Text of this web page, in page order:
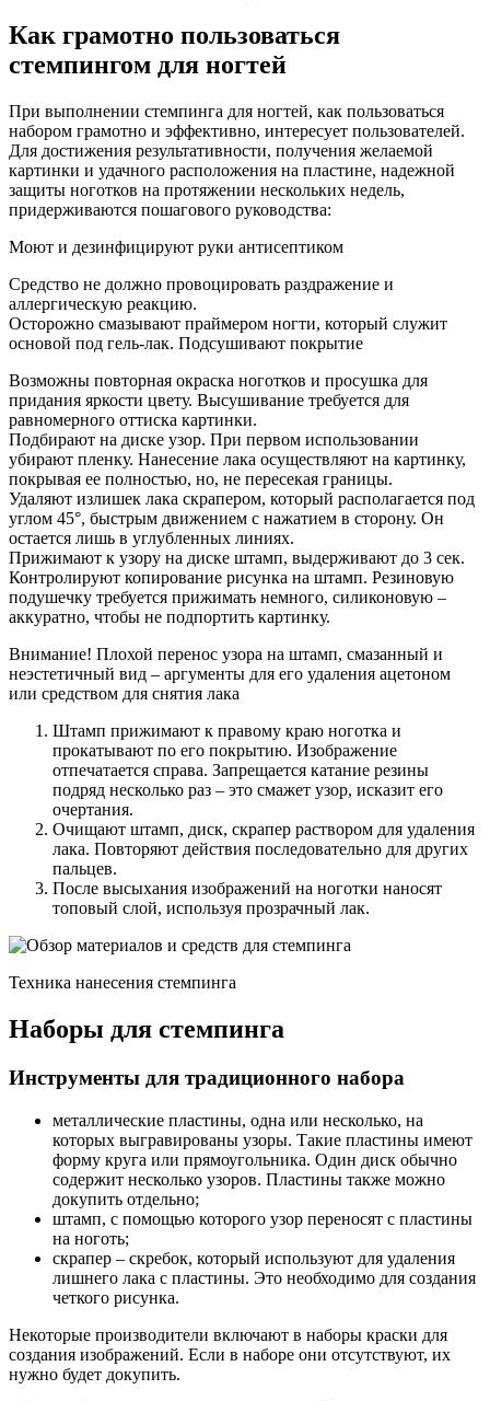
Как грамотно пользоваться
стемпингом для ногтей
При выполнении стемпинга для ногтей, как пользоваться
набором грамотно и эффективно, интересует пользователей.
Для достижения результативности, получения желаемой
картинки и удачного расположения на пластине, надежной
защиты ноготков на протяжении нескольких недель,
придерживаются пошагового руководства:
Моют и дезинфицируют руки антисептиком
Средство не должно провоцировать раздражение и
аллергическую реакцию.
Осторожно смазывают праймером ногти, который служит
основой под гель-лак. Подсушивают покрытие
Возможны повторная окраска ноготков и просушка для
придания яркости цвету. Высушивание требуется для
равномерного оттиска картинки.
Подбирают на диске узор. При первом использовании
убирают пленку. Нанесение лака осуществляют на картинку,
покрывая ее полностью, но, не пересекая границы.
Удаляют излишек лака скрапером, который располагается под
углом 45°, быстрым движением с нажатием в сторону. Он
остается лишь в углубленных линиях.
Прижимают к узору на диске штамп, выдерживают до 3 сек.
Контролируют копирование рисунка на штамп. Резиновую
подушечку требуется прижимать немного, силиконовую –
аккуратно, чтобы не подпортить картинку.
Внимание! Плохой перенос узора на штамп, смазанный и
неэстетичный вид – аргументы для его удаления ацетоном
или средством для снятия лака
Штамп прижимают к правому краю ноготка и
прокатывают по его покрытию. Изображение
отпечатается справа. Запрещается катание резины
подряд несколько раз – это смажет узор, исказит его
очертания.
Очищают штамп, диск, скрапер раствором для удаления
лака. Повторяют действия последовательно для других
пальцев.
После высыхания изображений на ноготки наносят
топовый слой, используя прозрачный лак.
Техника нанесения стемпинга
Наборы для стемпинга
Инструменты для традиционного набора
металлические пластины, одна или несколько, на
которых выгравированы узоры. Такие пластины имеют
форму круга или прямоугольника. Один диск обычно
содержит несколько узоров. Пластины также можно
докупить отдельно;
штамп, с помощью которого узор переносят с пластины
на ноготь;
скрапер – скребок, который используют для удаления
лишнего лака с пластины. Это необходимо для создания
четкого рисунка.
Некоторые производители включают в наборы краски для
создания изображений. Если в наборе они отсутствуют, их
нужно будет докупить.